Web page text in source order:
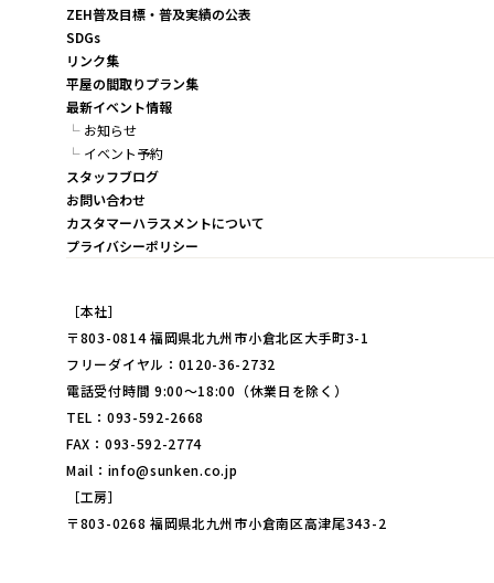
ZEH普及目標・普及実績の公表
SDGs
リンク集
平屋の間取りプラン集
最新イベント情報
お知らせ
イベント予約
スタッフブログ
お問い合わせ
カスタマーハラスメントについて
プライバシーポリシー
［本社］
〒803-0814 福岡県北九州市小倉北区大手町3-1
フリーダイヤル：0120-36-2732
電話受付時間 9:00～18:00（休業日を除く）
TEL：093-592-2668
FAX：093-592-2774
Mail：info@sunken.co.jp
［工房］
〒803-0268 福岡県北九州市小倉南区高津尾343-2